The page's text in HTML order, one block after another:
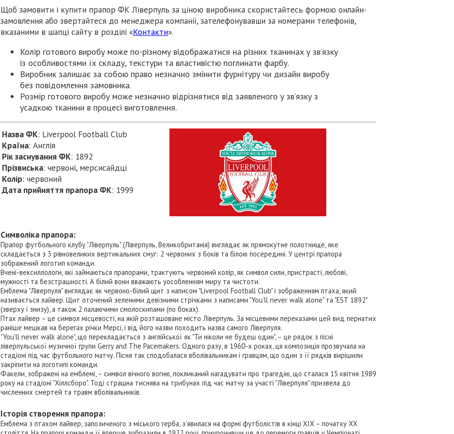
Щоб замовити і купити прапор ФК Ліверпуль за ціною виробника скористайтесь формою онлайн-
замовлення або звертайтеся до менеджера компанії, зателефонувавши за номерами телефонів,
вказаними в шапці сайту в розділі «Контакти».
Колір готового виробу може по-різному відображатися на різних тканинах у зв’язку
із особливостями їх складу, текстури та властивістю поглинати фарбу.
Виробник залишає за собою право незначно змінити фурнітуру чи дизайн виробу
без повідомлення замовника.
Розмір готового виробу може незначно відрізнятися від заявленого у зв’язку з
усадкою тканини в процесі виготовлення.
Назва ФК: Liverpool Football Club
Країна: Англія
Рікзаснування ФК: 1892
Прізвиська: червоні, мерсисайдці
Колір: червоний
Дата прийняття прапора ФК: 1999
Символіка прапора:
Прапор футбольного клубу "Ліверпуль" (Ліверпуль, Великобританія) виглядає як прямокутне полотнище, яке
складається з 3 рівновеликих вертикальних смуг: 2 червоних з боків та білою посередині. У центрі прапора
зображений логотип команди.
Вчені-вексиллологи, які займаються прапорами, трактують червоний колір, як символ сили, пристрасті, любові,
мужності та безстрашності. А білий вони вважають уособленням миру та чистоти.
Емблема "Ліверпуля" виглядає як червоно-білий щит з написом "Liverpool Football Club" і зображенням птаха, який
називається лайвер. Щит оточений зеленими девізними стрічками з написами "You’ll never walk alone" та "EST 1892"
(зверху і знизу), а також 2 палаючими смолоскипами (по боках).
Птах лайвер – це символ місцевості, на якій розташоване місто Ліверпуль. За місцевими переказами цей вид пернатих
раніше мешкав на берегах річки Мерсі, і від його назви походить назва самого Ліверпуля.
"You’ll never walk alone", що перекладається з англійської як "Ти ніколи не будеш один", – це рядок з пісні
ліверпульської музичної групи Gerry and The Pacemakers. Одного разу, в 1960-х роках, ця композиція прозвучала на
стадіоні під час футбольного матчу. Пісня так сподобалася вболівальникам і гравцям, що один з її рядків вирішили
закріпити на логотипі команди.
Факели, зображені на емблемі, – символ вічного вогню, покликаний нагадувати про трагедію, що сталася 15 квітня 1989
року на стадіоні "Хіллсборо". Тоді страшна тиснява на трибунах під час матчу за участі "Ліверпуля" призвела до
численних смертей та травм вболівальників.
Історія створення прапора:
Емблема з птахом лайвер, запозиченого з міського герба, з’явилася на формі футболістів в кінці XIX – початку XX